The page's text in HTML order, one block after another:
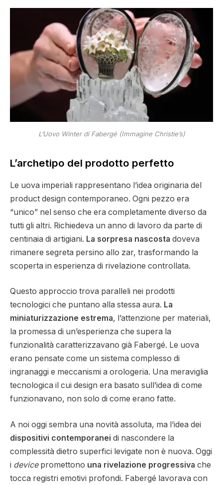
L’Uovo Winter di Fabergé (Immagine Christie’s)
L’archetipo del prodotto perfetto
Le uova imperiali rappresentano l’idea originaria del
product design contemporaneo. Ogni pezzo era
“unico” nel senso che era completamente diverso da
tutti gli altri. Richiedeva un anno di lavoro da parte di
centinaia di artigiani. La sorpresa nascosta doveva
rimanere segreta persino allo zar, trasformando la
scoperta in esperienza di rivelazione controllata.
Questo approccio trova paralleli nei prodotti
tecnologici che puntano alla stessa aura. La
miniaturizzazione estrema, l’attenzione per materiali,
la promessa di un’esperienza che supera la
funzionalità caratterizzavano già Fabergé. Le uova
erano pensate come un sistema complesso di
ingranaggi e meccanismi a orologeria. Una meraviglia
tecnologica il cui design era basato sull’idea di come
funzionavano, non solo di come erano fatte.
A noi oggi sembra una novità assoluta, ma l’idea dei
dispositivi contemporanei di nascondere la
complessità dietro superfici levigate non è nuova. Oggi
i devicepromettono una rivelazione progressiva che
tocca registri emotivi profondi. Fabergé lavorava con